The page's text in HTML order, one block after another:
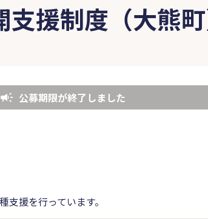
支援制度（大熊
公募期限が終了しました
援を行っています。